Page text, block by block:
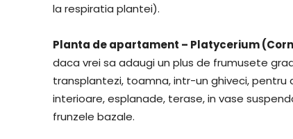
la respiratia plantei).
Planta de apartament – Platycerium
daca vrei sa adaugi un plus de frumusete
transplantezi, toamna, intr-un ghiveci,
interioare, esplanade, terase, in vase
frunzele bazale.